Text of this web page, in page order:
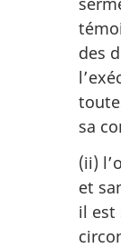
des
sa
(ii)
et
il est